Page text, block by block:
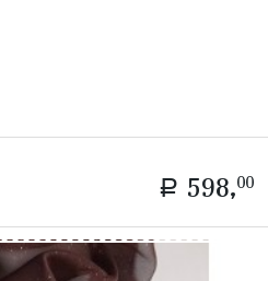
a 598,00